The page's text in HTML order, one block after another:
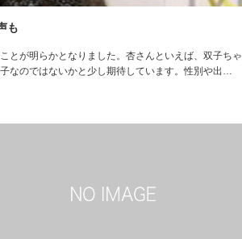
も
とが明らかとなりました。杏さんといえば、双子ちゃ
なのではないかと少し期待しています。性別や出…